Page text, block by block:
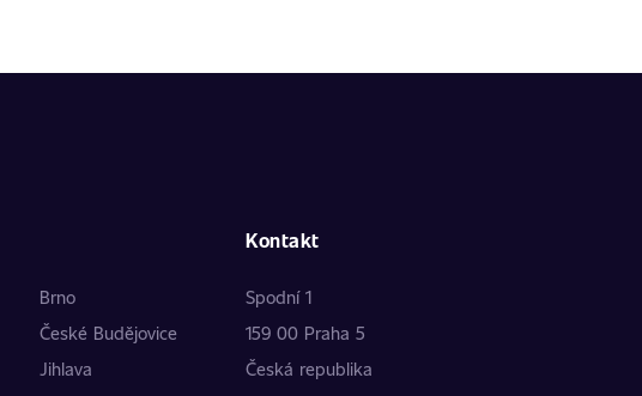
Brno
České Budějovice
Jihlava
Kontakt
Spodní 1
159 00 Praha 5
Česká republika